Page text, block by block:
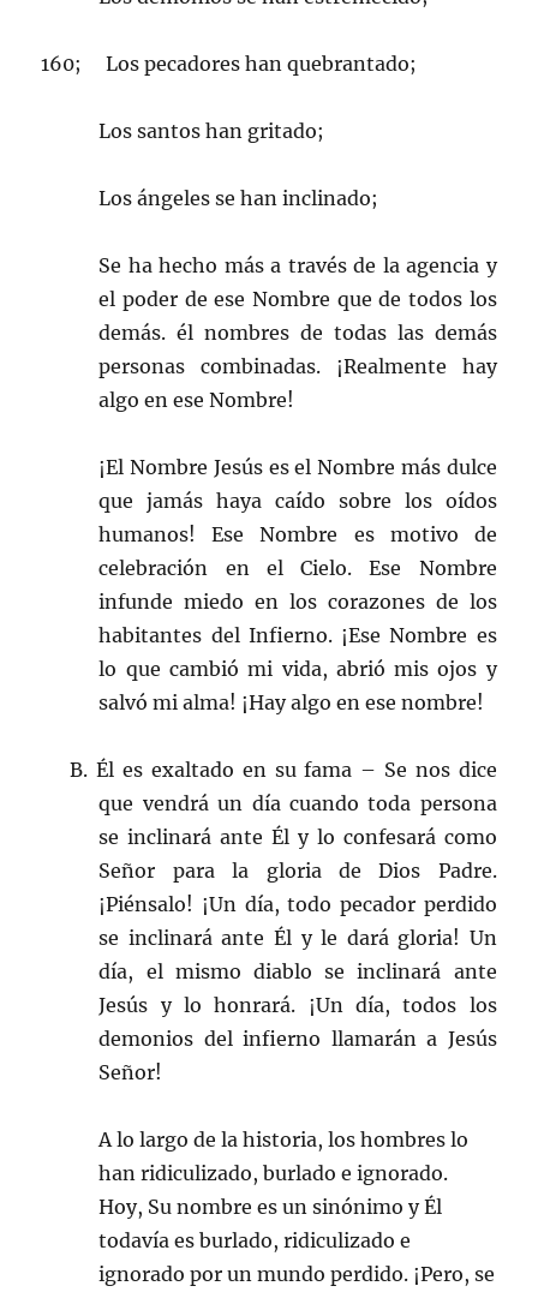
160; Los pecadores han quebrantado;
Los santos han gritado;
Los ángeles se han inclinado;
Se ha hecho más a través de la agencia y
el poder de ese Nombre que de todos los
demás. él nombres de todas las demás
personas combinadas. ¡Realmente hay
algo en ese Nombre!
¡El Nombre Jesús es el Nombre más dulce
que jamás haya caído sobre los oídos
humanos! Ese Nombre es motivo de
celebración en el Cielo. Ese Nombre
infunde miedo en los corazones de los
habitantes del Infierno. ¡Ese Nombre es
lo que cambió mi vida, abrió mis ojos y
salvó mi alma! ¡Hay algo en ese nombre!
B. Él es exaltado en su fama – Se nos dice
que vendrá un día cuando toda persona
se inclinará ante Él y lo confesará como
Señor para la gloria de Dios Padre.
¡Piénsalo! ¡Un día, todo pecador perdido
se inclinará ante Él y le dará gloria! Un
día, el mismo diablo se inclinará ante
Jesús y lo honrará. ¡Un día, todos los
demonios del infierno llamarán a Jesús
Señor!
A lo largo de la historia, los hombres lo
han ridiculizado, burlado e ignorado.
Hoy, Su nombre es un sinónimo y Él
todavía es burlado, ridiculizado e
ignorado por un mundo perdido. ¡Pero, se